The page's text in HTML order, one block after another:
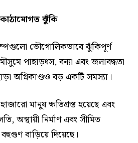
ঝুঁকি
ভৌগোলিকভাবে ঝুঁকিপূর্ণ
পাহাড়ধস, বন্যা এবং জলাবদ্ধতা
অগ্নিকাণ্ডও বড় একটি সমস্যা।
মানুষ ক্ষতিগ্রস্ত হয়েছে এবং
অস্থায়ী নির্মাণ এবং সীমিত
বাড়িয়ে দিয়েছে।